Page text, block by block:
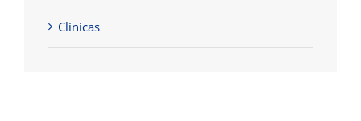
Clínicas